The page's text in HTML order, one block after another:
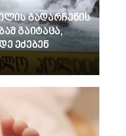
გადარჩენის
გაიტაცა,
ეძებენ